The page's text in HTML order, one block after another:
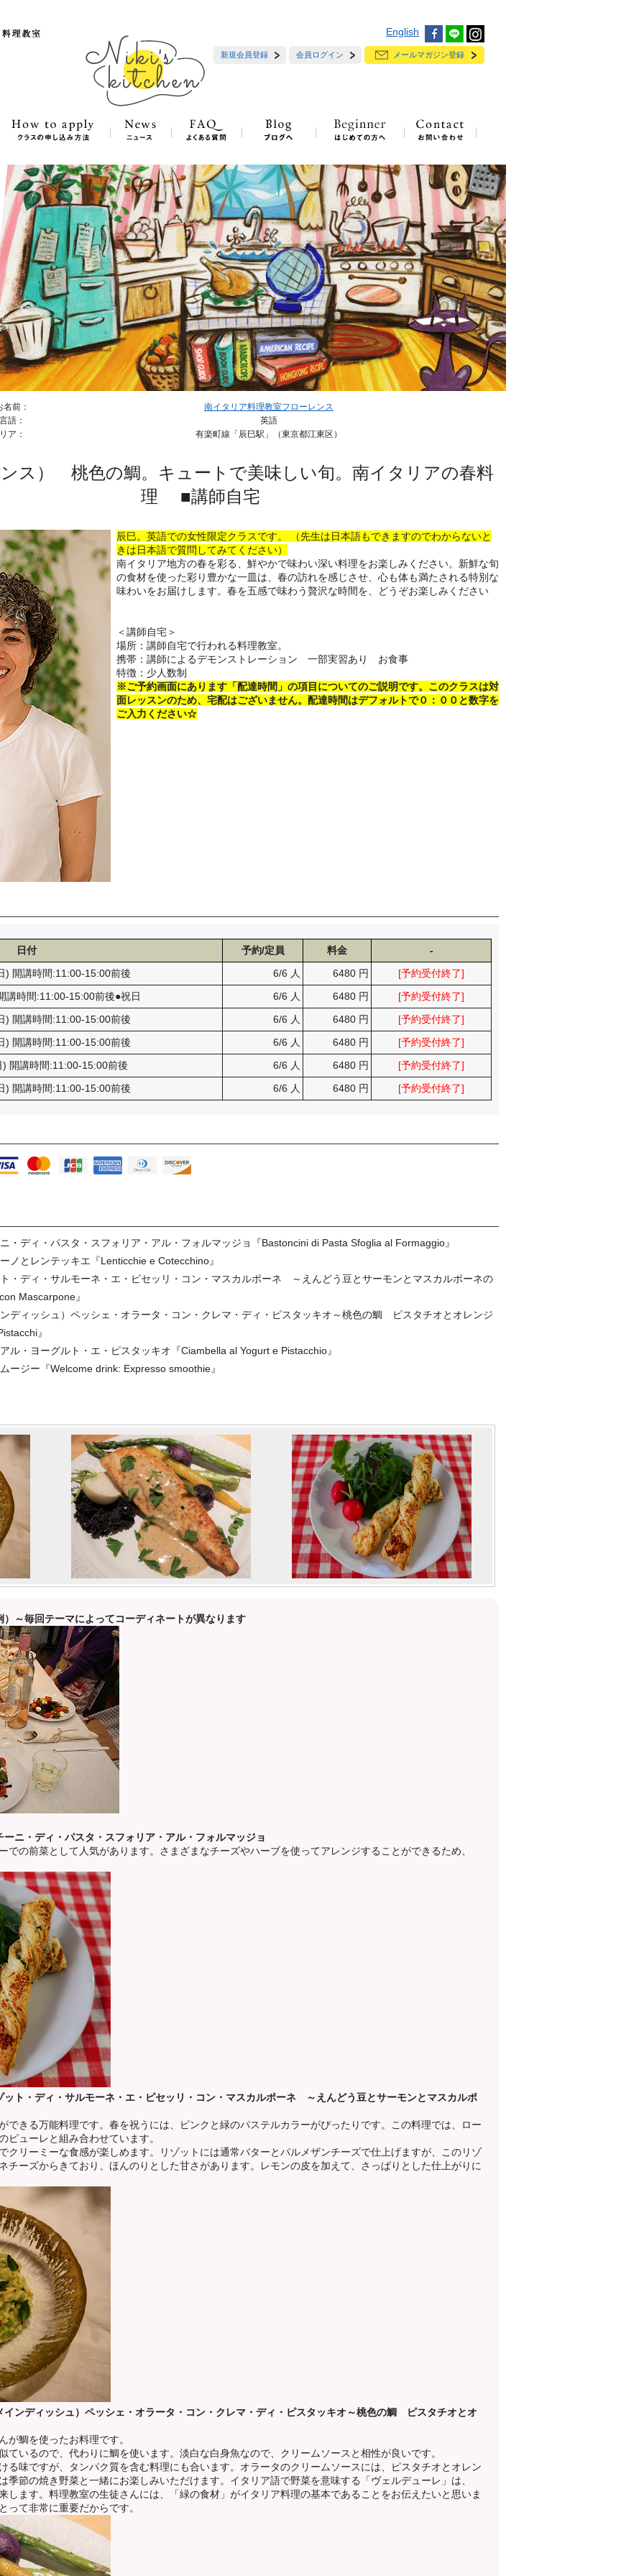
English
新規会員登録 会員ログイン メールマガジン登録
前：
南イタリア料理教室フローレンス
語：
英語
ア：
有楽町線「辰巳駅」（東京都江東区）
ス） 桃色の鯛。キュートで美味しい旬。南イタリアの春料
理 ■講師自宅
辰巳。英語での女性限定クラスです。 （先生は日本語もできますのでわからないと
きは日本語で質問してみてください）
南イタリア地方の春を彩る、鮮やかで味わい深い料理をお楽しみください。新鮮な旬
の食材を使った彩り豊かな一皿は、春の訪れを感じさせ、心も体も満たされる特別な
味わいをお届けします。春を五感で味わう贅沢な時間を、どうぞお楽しみください
＜講師自宅＞
場所：講師自宅で行われる料理教室。
携帯：講師によるデモンストレーション 一部実習あり お食事
特徴：少人数制
※ご予約画面にあります「配達時間」の項目についてのご説明です。このクラスは対
面レッスンのため、宅配はございません。配達時間はデフォルトで０：００と数字を
ご入力ください☆
日付 予約/定員 料金
-
) 開講時間:11:00-15:00前後
6/6 人 6480 円
[予約受付終了]
講時間:11:00-15:00前後●祝日
6/6 人 6480 円
[予約受付終了]
) 開講時間:11:00-15:00前後
6/6 人 6480 円
[予約受付終了]
) 開講時間:11:00-15:00前後
6/6 人 6480 円
[予約受付終了]
開講時間:11:00-15:00前後
6/6 人 6480 円
[予約受付終了]
) 開講時間:11:00-15:00前後
6/6 人 6480 円 [予約受付終了]
・ディ・パスタ・スフォリア・アル・フォルマッジョ『Bastoncini di Pasta Sfoglia al Formaggio』
ノとレンテッキエ『Lenticchie e Cotecchino』
・ディ・サルモーネ・エ・ピセッリ・コン・マスカルポーネ ～えんどう豆とサーモンとマスカルポーネの
Mascarpone』
ディッシュ）ペッシェ・オラータ・コン・クレマ・ディ・ピスタッキオ～桃色の鯛 ピスタチオとオレンジ
』
ル・ヨーグルト・エ・ピスタッキオ『Ciambella al Yogurt e Pistacchio』
ージー『Welcome drink: Expresso smoothie』
～毎回テーマによってコーディネートが異なります
ニ・ディ・パスタ・スフォリア・アル・フォルマッジョ
での前菜として人気があります。さまざまなチーズやハーブを使ってアレンジすることができるため、
ット・ディ・サルモーネ・エ・ピセッリ・コン・マスカルポーネ ～えんどう豆とサーモンとマスカルポ
できる万能料理です。春を祝うには、ピンクと緑のパステルカラーがぴったりです。この料理では、ロー
ピューレと組み合わせています。
クリーミーな食感が楽しめます。リゾットには通常バターとパルメザンチーズで仕上げますが、このリゾ
チーズからきており、ほんのりとした甘さがあります。レモンの皮を加えて、さっぱりとした仕上がりに
インディッシュ）ペッシェ・オラータ・コン・クレマ・ディ・ピスタッキオ～桃色の鯛 ピスタチオとオ
が鯛を使ったお料理です。
ているので、代わりに鯛を使います。淡白な白身魚なので、クリームソースと相性が良いです。
る味ですが、タンパク質を含む料理にも合います。オラータのクリームソースには、ピスタチオとオレン
季節の焼き野菜と一緒にお楽しみいただけます。イタリア語で野菜を意味する「ヴェルデューレ」は、
します。料理教室の生徒さんには、「緑の食材」がイタリア料理の基本であることをお伝えたいと思いま
って非常に重要だからです。